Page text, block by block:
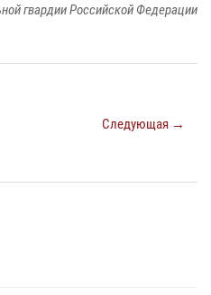
гвардии Российской Федерации
Следующая →